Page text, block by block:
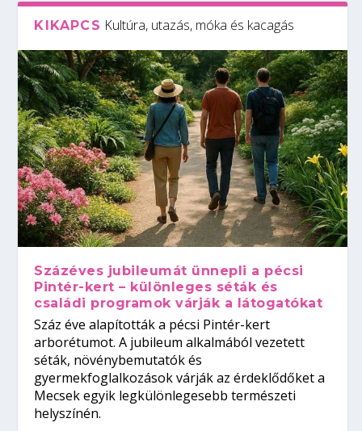
KIKAPCS Kultúra, utazás, móka és kacagás
Százéves jubileumát ünnepli a pécsi
Pintér-kert – különleges séták és
családi programok várják a látogatókat
Száz éve alapították a pécsi Pintér-kert
arborétumot. A jubileum alkalmából vezetett
séták, növénybemutatók és
gyermekfoglalkozások várják az érdeklődőket a
Mecsek egyik legkülönlegesebb természeti
helyszínén.